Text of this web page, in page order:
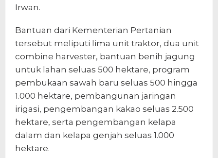
Irwan.
Bantuan dari Kementerian Pertanian
tersebut meliputi lima unit traktor, dua unit
combine harvester, bantuan benih jagung
untuk lahan seluas 500 hektare, program
pembukaan sawah baru seluas 500 hingga
1.000 hektare, pembangunan jaringan
irigasi, pengembangan kakao seluas 2.500
hektare, serta pengembangan kelapa
dalam dan kelapa genjah seluas 1.000
hektare.